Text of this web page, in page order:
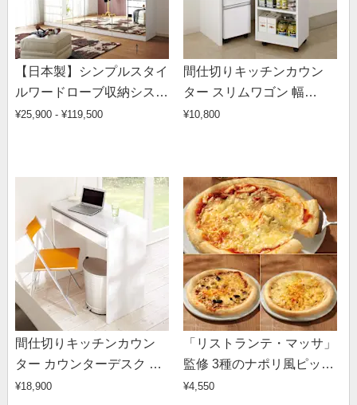
【日本製】シンプルスタイ
ルワードローブ収納システ
ム ハンガー幅77.5cm
¥25,900 - ¥119,500
間仕切りキッチンカウン
ター スリムワゴン 幅
29.5cm
¥10,800
間仕切りキッチンカウン
ター カウンターデスク 幅
90cm
¥18,900
「リストランテ・マッサ」
監修 3種のナポリ風ピッ
ツァ（6枚）
¥4,550